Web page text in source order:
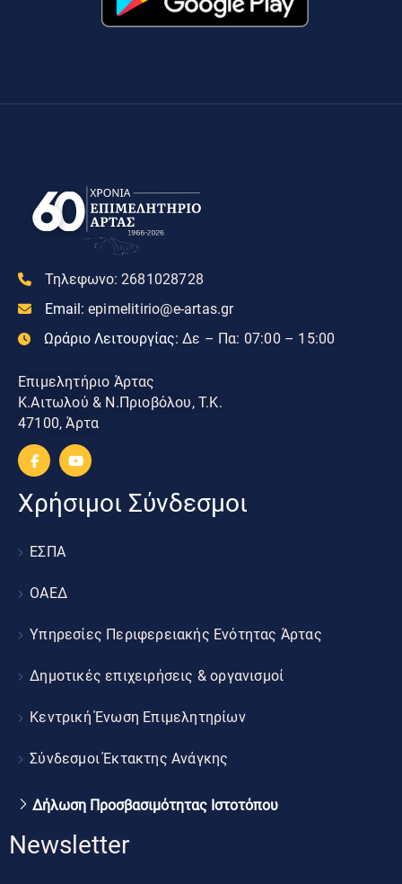
Τηλεφωνο: 2681028728
Email: epimelitirio@e-artas.gr
Ωράριο Λειτουργίας: Δε – Πα: 07:00 – 15:00
Επιμελητήριο Άρτας
Κ.Αιτωλού & Ν.Πριοβόλου, Τ.Κ.
47100, Άρτα
Χρήσιμοι Σύνδεσμοι
ΕΣΠΑ
ΟΑΕΔ
Υπηρεσίες Περιφερειακής Ενότητας Άρτας
Δημοτικές επιχειρήσεις & οργανισμοί
Κεντρική Ένωση Επιμελητηρίων
Σύνδεσμοι Έκτακτης Ανάγκης
Δήλωση Προσβασιμότητας Ιστοτόπου
Newsletter